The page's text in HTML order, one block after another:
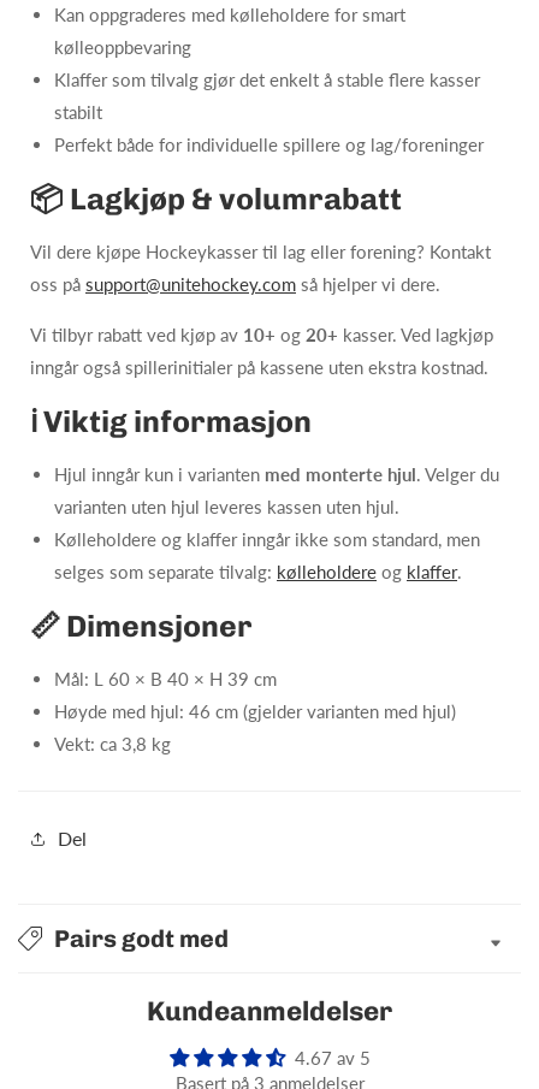
Kan oppgraderes med kølleholdere for smart
kølleoppbevaring
Klaffer som tilvalg gjør det enkelt å stable flere kasser
stabilt
Perfekt både for individuelle spillere og lag/foreninger
📦 Lagkjøp & volumrabatt
Vil dere kjøpe Hockeykasser til lag eller forening? Kontakt
oss på support@unitehockey.com så hjelper vi dere.
Vi tilbyr rabatt ved kjøp av 10+ og 20+ kasser. Ved lagkjøp
inngår også spillerinitialer på kassene uten ekstra kostnad.
ℹ️ Viktig informasjon
Hjul inngår kun i varianten med monterte hjul. Velger du
varianten uten hjul leveres kassen uten hjul.
Kølleholdere og klaffer inngår ikke som standard, men
selges som separate tilvalg: kølleholdere og klaffer.
📏 Dimensjoner
Mål: L 60 × B 40 × H 39 cm
Høyde med hjul: 46 cm (gjelder varianten med hjul)
Vekt: ca 3,8 kg
Del
Pairs godt med
Kundeanmeldelser
4.67 av 5
Basert på 3 anmeldelser